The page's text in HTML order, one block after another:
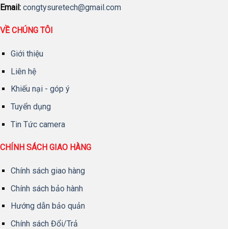
Email: congtysuretech@gmail.com
VỀ CHÚNG TÔI
Giới thiệu
Liên hệ
Khiếu nại - góp ý
Tuyển dụng
Tin Tức camera
CHÍNH SÁCH GIAO HÀNG
Chính sách giao hàng
Chính sách bảo hành
Hướng dẫn bảo quản
Chính sách Đổi/Trả